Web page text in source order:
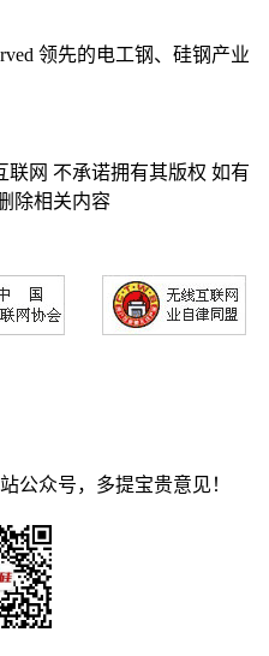
领先的电工钢、硅钢产业
联网 不承诺拥有其版权 如有
除相关内容
公众号，多提宝贵意见！